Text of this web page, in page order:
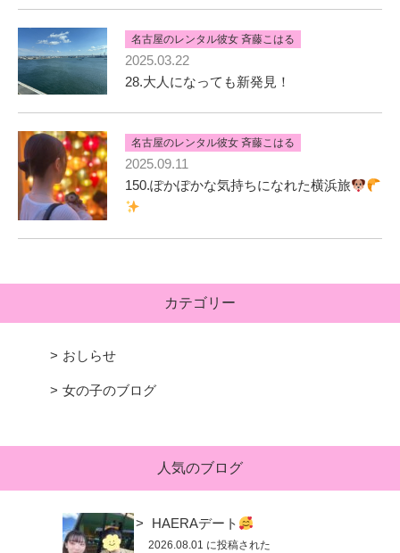
名古屋のレンタル彼女 斉藤こはる
2025.03.22
28.大人になっても新発見！
名古屋のレンタル彼女 斉藤こはる
2025.09.11
150.ぽかぽかな気持ちになれた横浜旅
カテゴリー
おしらせ
女の子のブログ
人気のブログ
HAERAデート
2026.08.01 に投稿された